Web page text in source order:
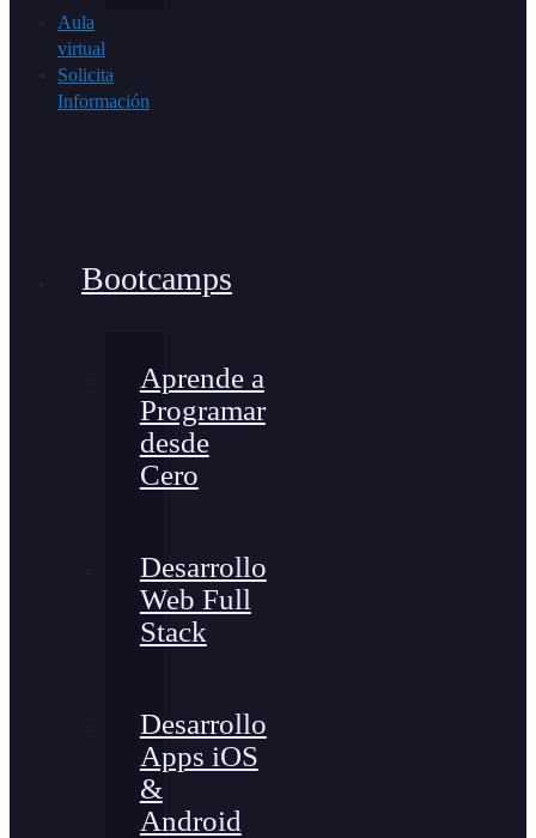
Aula
virtual
Solicita
Información
Bootcamps
Aprende a
Programar
desde
Cero
Desarrollo
Web Full
Stack
Desarrollo
Apps iOS
&
Android